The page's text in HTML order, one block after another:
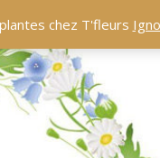
chez T'fleurs